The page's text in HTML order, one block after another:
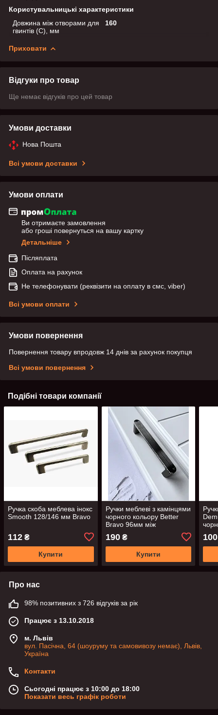
Користувальницькі характеристики
Довжина між отворами для
гвинтів (C), мм
160
Приховати
Відгуки про товар
Ще немає відгуків про цей товар
Умови доставки
Нова Пошта
Всі умови доставки
Умови оплати
Ви отримаєте замовлення
або гроші повернуться на вашу картку
Детальніше
Післяплата
Оплата на рахунок
Не телефонувати (реквізити на оплату в смс, viber)
Всі умови оплати
Умови повернення
Повернення товару впродовж 14 днів за рахунок покупця
Всі умови повернення
Подібні товари компанії
Ручка скоба меблева інокс
Smooth 128/146 мм Bravo
112 ₴
Купити
Ручки меблеві з камінцями
чорного кольору Better
Bravo 96мм між
190₴
Купити
100
Про нас
98% позитивних з 726 відгуків за рік
Працює з 13.10.2018
м. Львів
вул. Пасічна, 64 (шоуруму та самовивозу немає), Львів,
Україна
Контакти
Сьогодні працює з 10:00 до 18:00
Показати весь графік роботи